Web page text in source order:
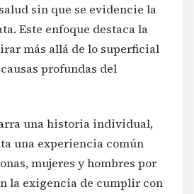
sin que se evidencie la
Este enfoque destaca la
más allá de lo superficial
profundas del
una historia individual,
una experiencia común
mujeres y hombres por
la exigencia de cumplir con